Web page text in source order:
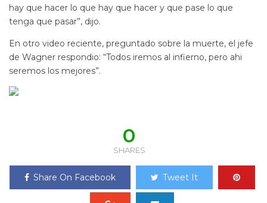
hay que hacer lo que hay que hacer y que pase lo que
tenga que pasar”, dijo.
En otro video reciente, preguntado sobre la muerte, el jefe
de Wagner respondio: “Todos iremos al infierno, pero ahi
seremos los mejores”.
0
SHARES
Share On Facebook Tweet It